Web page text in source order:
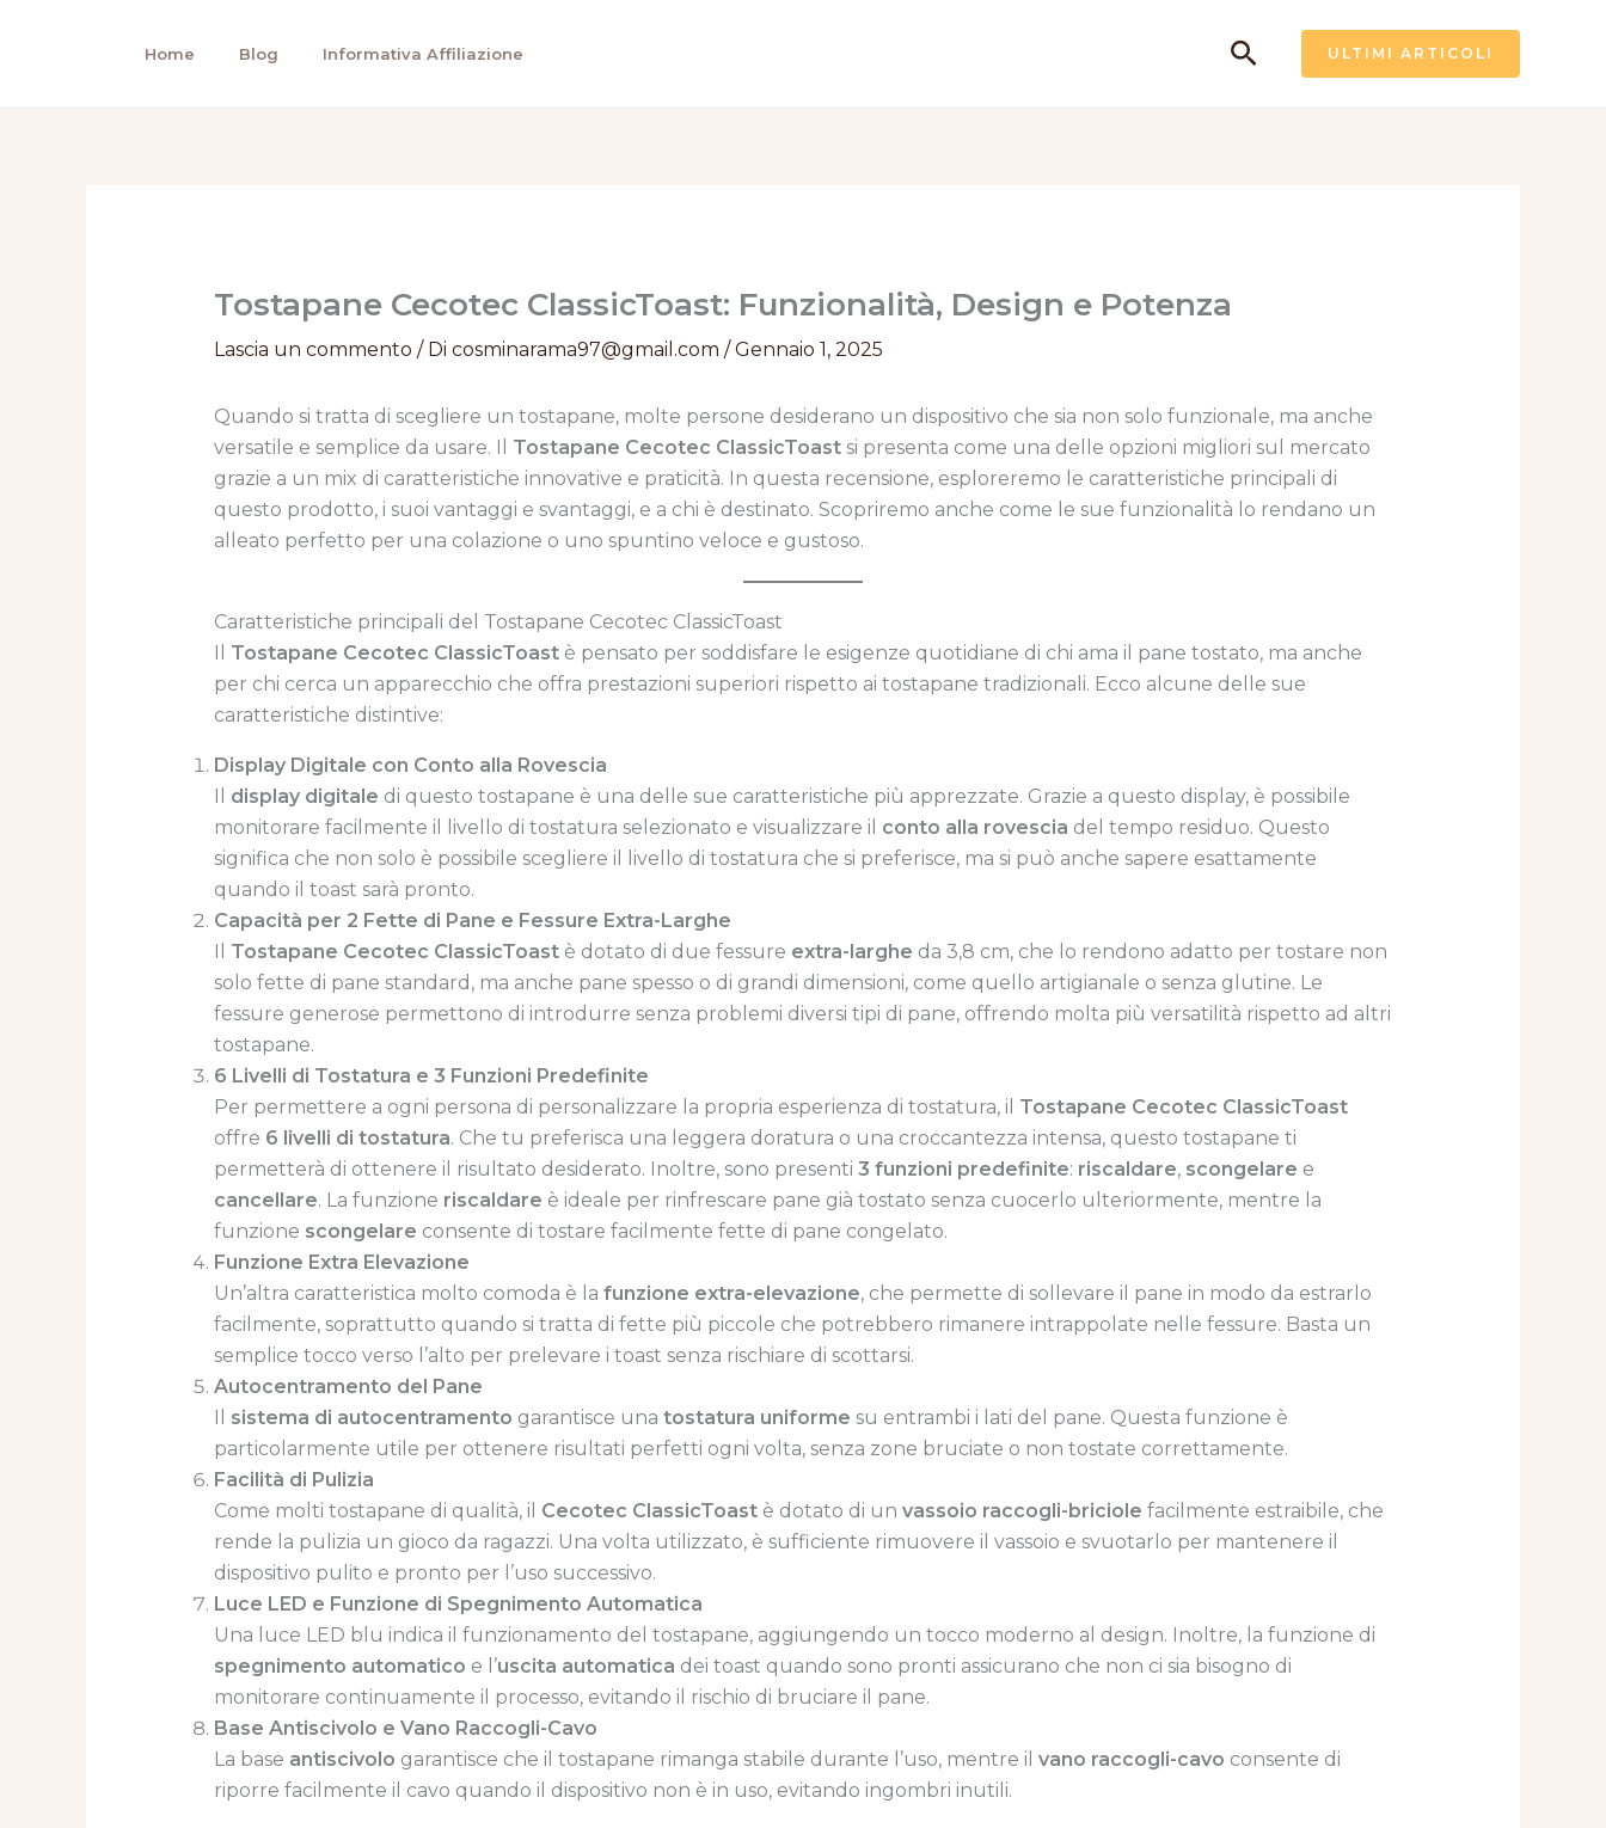
Home Blog Informativa Affiliazione Cerca ULTIMI ARTICOLI
Tostapane Cecotec ClassicToast: Funzionalità, Design e Potenza
Lascia un commento / Di cosminarama97@gmail.com /Gennaio 1, 2025
Quando si tratta di scegliere un tostapane, molte persone desiderano un dispositivo che sia non solo funzionale, ma anche
versatile e semplice da usare. Il Tostapane Cecotec ClassicToastsi presenta come una delle opzioni migliori sul mercato
grazie a un mix di caratteristiche innovative e praticità. In questa recensione, esploreremo le caratteristiche principali di
questo prodotto, i suoi vantaggi e svantaggi, e a chi è destinato. Scopriremo anche come le sue funzionalità lo rendano un
alleato perfetto per una colazione o uno spuntino veloce e gustoso.
Caratteristiche principali del Tostapane Cecotec ClassicToast
Tostapane Cecotec ClassicToastè pensato per soddisfare le esigenze quotidiane di chi ama il pane tostato, ma anche
per chi cerca un apparecchio che offra prestazioni superiori rispetto ai tostapane tradizionali. Ecco alcune delle sue
caratteristiche distintive:
Display Digitale con Conto alla Rovescia
display digitale di questo tostapane è una delle sue caratteristiche più apprezzate. Grazie a questo display, è possibile
monitorare facilmente il livello di tostatura selezionato e visualizzare il conto alla rovescia del tempo residuo. Questo
significa che non solo è possibile scegliere il livello di tostatura che si preferisce, ma si può anche sapere esattamente
quando il toast sarà pronto.
Capacità per 2 Fette di Pane e Fessure Extra-Larghe
Tostapane Cecotec ClassicToastè dotato di due fessure extra-larghe da 3,8 cm, che lo rendono adatto per tostare non
solo fette di pane standard, ma anche pane spesso o di grandi dimensioni, come quello artigianale o senza glutine. Le
fessure generose permettono di introdurre senza problemi diversi tipi di pane, offrendo molta più versatilità rispetto ad altri
tostapane.
6 Livelli di Tostatura e 3 Funzioni Predefinite
Per permettere a ogni persona di personalizzare la propria esperienza di tostatura, il Tostapane Cecotec ClassicToast
offre 6 livelli di tostatura. Che tu preferisca una leggera doratura o una croccantezza intensa, questo tostapane ti
permetterà di ottenere il risultato desiderato. Inoltre, sono presenti 3 funzioni predefinite: riscaldare, scongelare e
cancellare. La funzione riscaldare è ideale per rinfrescare pane già tostato senza cuocerlo ulteriormente, mentre la
funzione scongelare consente di tostare facilmente fette di pane congelato.
Funzione Extra Elevazione
Un’altra caratteristica molto comoda è la funzione extra-elevazione, che permette di sollevare il pane in modo da estrarlo
facilmente, soprattutto quando si tratta di fette più piccole che potrebbero rimanere intrappolate nelle fessure. Basta un
semplice tocco verso l’alto per prelevare i toast senza rischiare di scottarsi.
Autocentramento del Pane
sistema di autocentramento garantisce una tostatura uniforme su entrambi i lati del pane. Questa funzione è
particolarmente utile per ottenere risultati perfetti ogni volta, senza zone bruciate o non tostate correttamente.
Facilità di Pulizia
Come molti tostapane di qualità, il Cecotec ClassicToastè dotato di un vassoio raccogli-briciole facilmente estraibile, che
rende la pulizia un gioco da ragazzi. Una volta utilizzato, è sufficiente rimuovere il vassoio e svuotarlo per mantenere il
dispositivo pulito e pronto per l’uso successivo.
Luce LED e Funzione di Spegnimento Automatica
Una luce LED blu indica il funzionamento del tostapane, aggiungendo un tocco moderno al design. Inoltre, la funzione di
spegnimento automatico e l’uscita automatica dei toast quando sono pronti assicurano che non ci sia bisogno di
monitorare continuamente il processo, evitando il rischio di bruciare il pane.
Base Antiscivolo e Vano Raccogli-Cavo
La base antiscivolo garantisce che il tostapane rimanga stabile durante l’uso, mentre il vano raccogli-cavo consente di
riporre facilmente il cavo quando il dispositivo non è in uso, evitando ingombri inutili.